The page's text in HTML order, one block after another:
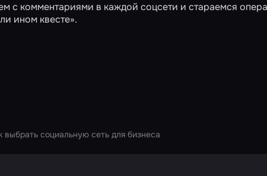
с комментариями в каждой соцсети и стараемся
ином квесте».
выбрать социальную сеть для бизнеса